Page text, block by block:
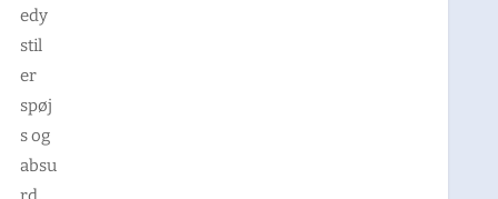
edy
stil
er
spøj
s og
absu